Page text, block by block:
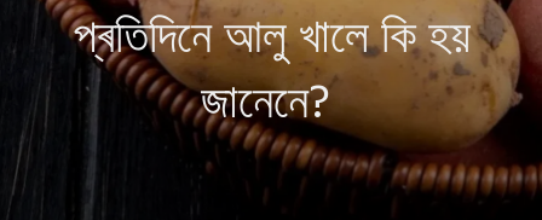
প্ৰতিদিনে আলু খালে কি হয়
জানেনে?